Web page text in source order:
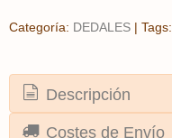
Categoría: DEDALES | Tags:
Descripción
Costes de Envío